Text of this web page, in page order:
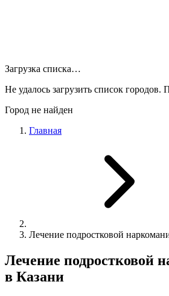
Загрузка списка…
Не удалось загрузить список городов.
Город не найден
Главная
Лечение подростковой
Лечение подростковой
в Казани